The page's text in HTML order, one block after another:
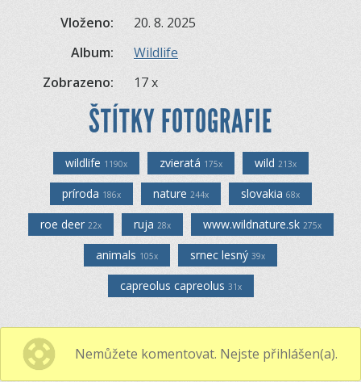
Vloženo:
20. 8. 2025
Album:
Wildlife
Zobrazeno:
17 x
ŠTÍTKY FOTOGRAFIE
wildlife 1190x zvieratá 175x wild 213x
príroda 186x nature 244x slovakia 68x
roe deer 22x ruja 28x www.wildnature.sk 275x
animals 105x srnec lesný 39x
capreolus capreolus 31x
Nemůžete komentovat. Nejste přihlášen(a).